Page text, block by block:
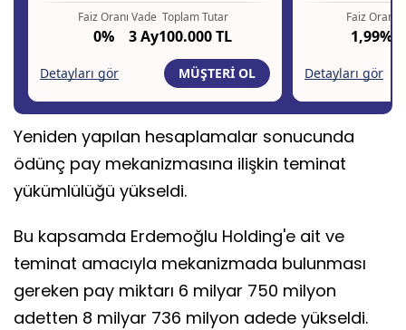
Yeniden yapılan hesaplamalar sonucunda
ödünç pay mekanizmasına ilişkin teminat
yükümlülüğü yükseldi.
Bu kapsamda Erdemoğlu Holding'e ait ve
teminat amacıyla mekanizmada bulunması
gereken pay miktarı 6 milyar 750 milyon
adetten 8 milyar 736 milyon adede yükseldi.